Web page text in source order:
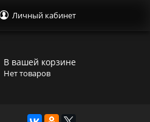
Личный кабинет
В вашей корзине
Нет товаров